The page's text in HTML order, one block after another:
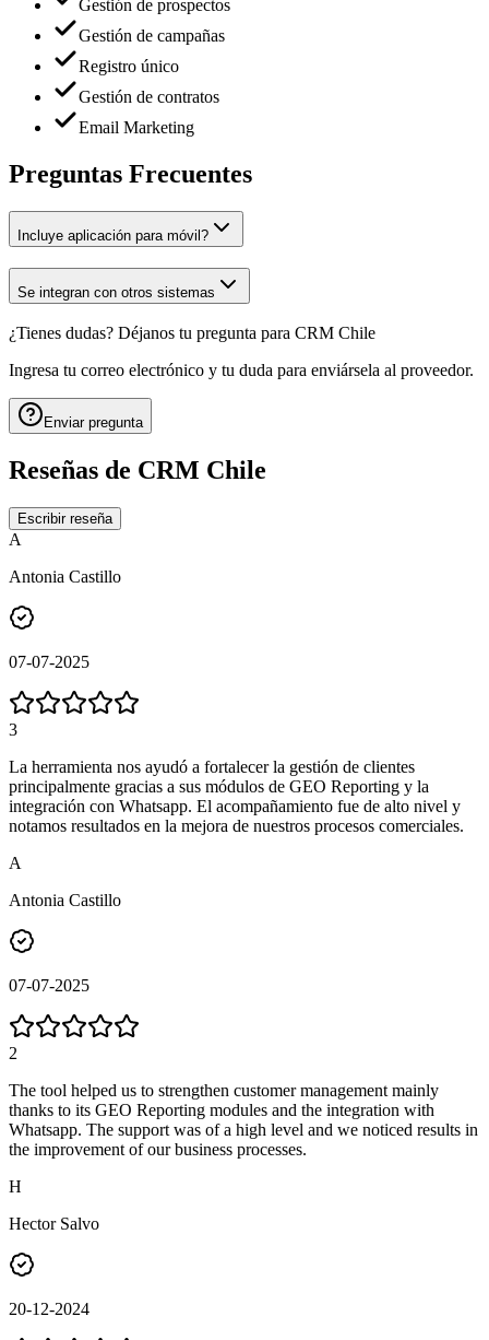
Gestión de prospectos
Gestión de campañas
Registro único
Gestión de contratos
Email Marketing
Preguntas Frecuentes
Incluye aplicación para móvil?
Se integran con otros sistemas
¿Tienes dudas? Déjanos tu pregunta para CRM Chile
Ingresa tu correo electrónico y tu duda para enviársela al proveedor.
Enviar pregunta
Reseñas de CRM Chile
Escribir reseña
A
Antonia Castillo
07-07-2025
3
La herramienta nos ayudó a fortalecer la gestión de clientes
principalmente gracias a sus módulos de GEO Reporting y la
integración con Whatsapp. El acompañamiento fue de alto nivel y
notamos resultados en la mejora de nuestros procesos comerciales.
A
Antonia Castillo
07-07-2025
2
The tool helped us to strengthen customer management mainly
thanks to its GEO Reporting modules and the integration with
Whatsapp. The support was of a high level and we noticed results in
the improvement of our business processes.
H
Hector Salvo
20-12-2024